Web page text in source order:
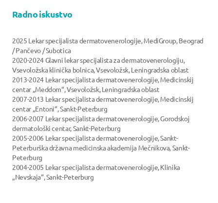
Radno iskustvo
2025 Lekar specijalista dermatovenerologije, MediGroup, Beograd
/ Pančevo / Subotica
2020-2024 Glavni lekar specijalista za dermatovenerologiju,
Vsevoložska klinička bolnica, Vsevoložsk, Leningradska oblast
2013-2024 Lekar specijalista dermatovenerologije, Medicinskij
centar „Meddom“, Vsevoložsk, Leningradska oblast
2007-2013 Lekar specijalista dermatovenerologije, Medicinskij
centar „Entoni“, Sankt-Peterburg
2006-2007 Lekar specijalista dermatovenerologije, Gorodskoj
dermatološki centar, Sankt-Peterburg
2005-2006 Lekar specijalista dermatovenerologije, Sankt-
Peterburška državna medicinska akademija Mečnikova, Sankt-
Peterburg
2004-2005 Lekar specijalista dermatovenerologije, Klinika
„Nevskaja“, Sankt-Peterburg